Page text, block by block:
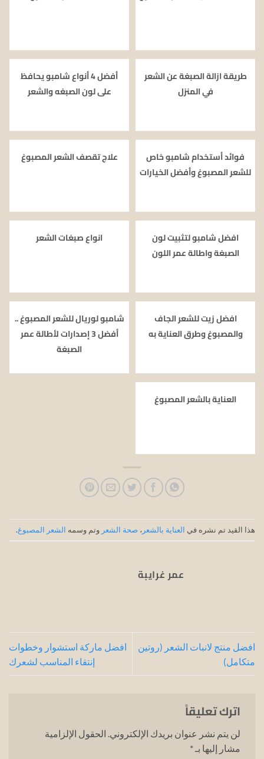
طريقة ازالة الصبغة عن الشعر
في المنزل
أفضل 4 أنواع شامبو يحافظ
على لون الصبغه والشعر
فوائد أستخدام شامبو خاص
للشعر المصبوغ وأفضل الخيارات
علاج تقصف الشعر المصبوغ
افضل شامبو لتثبيت لون
الصبغة واطالة عمر اللون
انواع صبغات الشعر
افضل زيت للشعر الجاف
والمصبوغ وطرق العناية به
شامبو لوريال للشعر المصبوغ ..
أفضل 3 إصدارات لأطالة عمر
الصبغة
العناية بالشعر المصبوغ
هذا القيد تم نشره في العناية بالشعر ، صحة الشعر وتم وسمه الشعر المصبوغ.
عمر غرايبة
افضل منتج لانبات الشعر (روتين
متكامل)
افضل ماركة استشوار وخطوات
إنتقاء المناسب لشعرك
اترك تعليقاً
لن يتم نشر عنوان بريدك الإلكتروني. الحقول الإلزامية
مشار إليها بـ *